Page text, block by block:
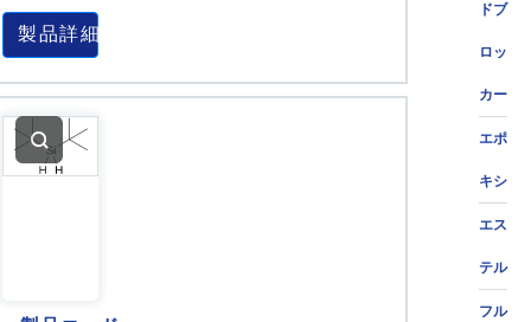
ドブ
ロッ
カー
エポ
キシ
エス
テル
フル
製品詳細